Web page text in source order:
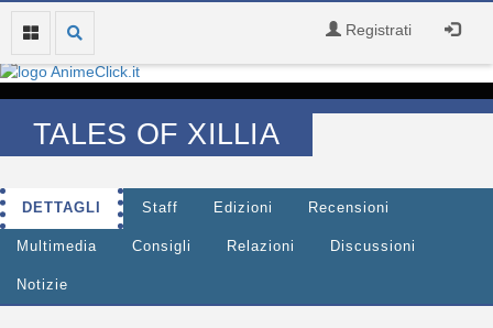
Registrati
TALES OF XILLIA
DETTAGLI Staff Edizioni Recensioni
Multimedia Consigli Relazioni Discussioni
Notizie